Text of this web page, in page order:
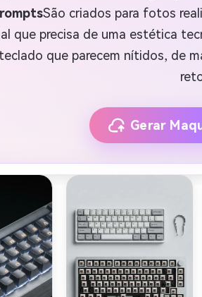
São criados para fotos
que precisa de uma estética
que parecem nítidos, de
Gerar